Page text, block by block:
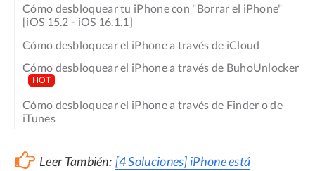
Cómo desbloquear tu iPhone con "Borrar el iPhone"
[iOS 15.2 - iOS 16.1.1]
Cómo desbloquear el iPhone a través de iCloud
Cómo desbloquear el iPhone a través de BuhoUnlocker
HOT
Cómo desbloquear el iPhone a través de Finder o de
iTunes
Leer También: [4 Soluciones] iPhone está